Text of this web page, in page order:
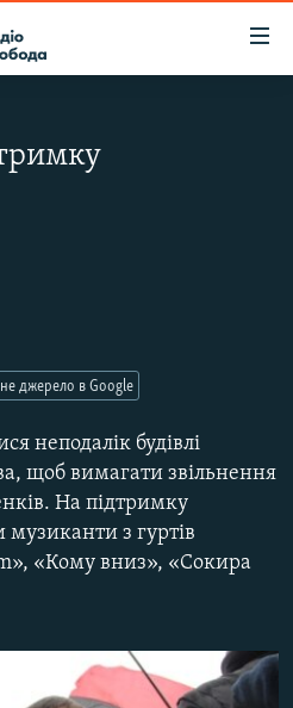
неподалік будівлі
щоб вимагати звільнення
На підтримку
з гуртів
«Кому вниз», «Сокира
джерело в Google